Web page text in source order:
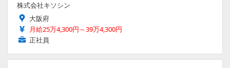
株式会社キソシン
大阪府
月給25万4,300円～39万4,300円
正社員